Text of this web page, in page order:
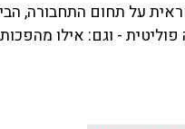
על תחום התחבורה,
- וגם: אילו